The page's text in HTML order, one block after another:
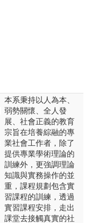
本系秉持以人為本、
弱勢關懷、全人發
展、社會正義的教育
宗旨在培養綜融的專
業社會工作者，除了
提供專業學術理論的
訓練外，更強調理論
知識與實務操作的並
重，課程規劃包含實
習課程的訓練，透過
實習課程安排，走出
課堂去接觸真實的社